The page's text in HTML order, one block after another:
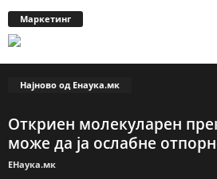
Маркетинг
Најново од Енаука.мк
Откриен молекуларен
може да ја ослабне
ЕНаука.мк